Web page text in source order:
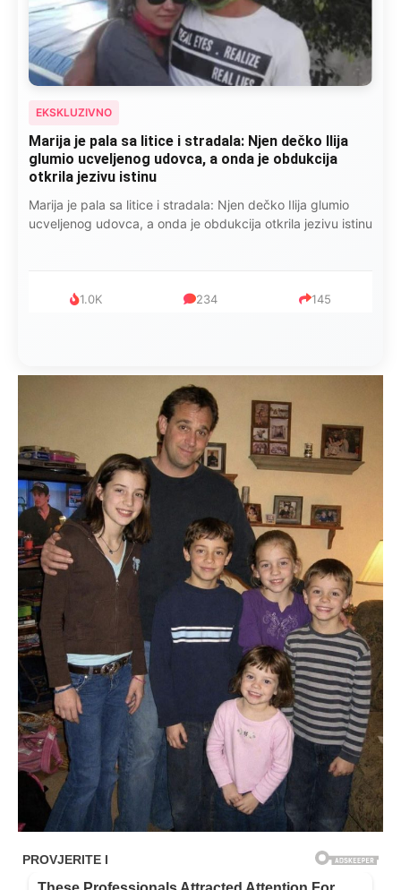
EKSKLUZIVNO
Marija je pala sa litice i stradala: Njen dečko Ilija
glumio ucveljenog udovca, a onda je obdukcija
otkrila jezivu istinu
Marija je pala sa litice i stradala: Njen dečko Ilija glumio
ucveljenog udovca, a onda je obdukcija otkrila jezivu istinu
1.0K 234 145